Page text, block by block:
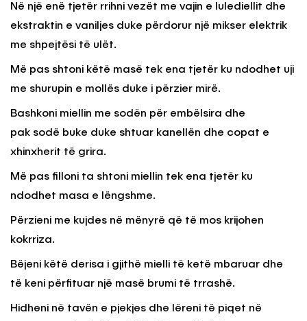
Në një enë tjetër rrihni vezët me vajin e lulediellit dhe
ekstraktin e vaniljes duke përdorur një mikser elektrik
me shpejtësi të ulët.
Më pas shtoni këtë masë tek ena tjetër ku ndodhet uji
me shurupin e mollës duke i përzier mirë.
Bashkoni miellin me sodën për embëlsira dhe
pak sodë buke duke shtuar kanellën dhe copat e
xhinxherit të grira.
Më pas filloni ta shtoni miellin tek ena tjetër ku
ndodhet masa e lëngshme.
Përzieni me kujdes në mënyrë që të mos krijohen
kokrriza.
Bëjeni këtë derisa i gjithë mielli të ketë mbaruar dhe
të keni përfituar një masë brumi të trrashë.
Hidheni në tavën e pjekjes dhe lëreni të piqet në